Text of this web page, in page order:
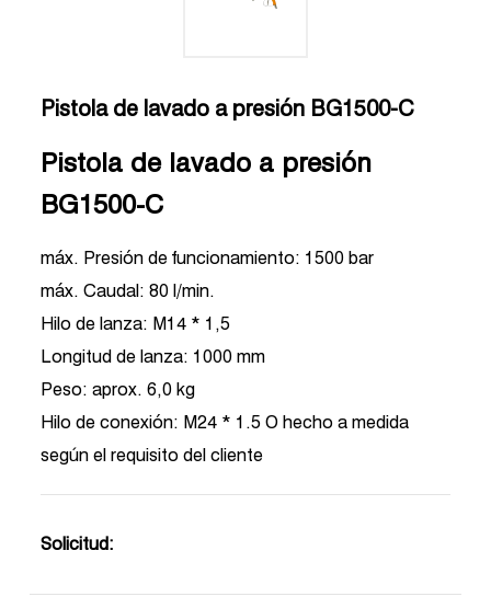
Pistola de lavado a presión BG1500-C
Pistola de lavado a presión
BG1500-C
máx. Presión de funcionamiento: 1500 bar
máx. Caudal: 80 l/min.
Hilo de lanza: M14 * 1,5
Longitud de lanza: 1000 mm
Peso: aprox. 6,0 kg
Hilo de conexión: M24 * 1.5 O hecho a medida
según el requisito del cliente
Solicitud: